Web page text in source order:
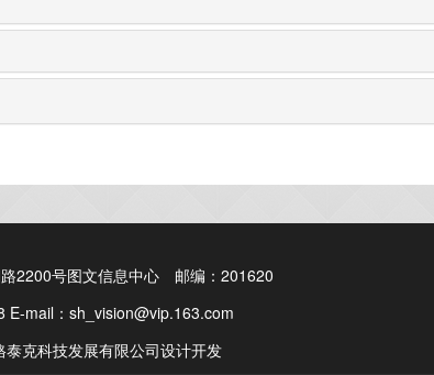
2200号图文信息中心 邮编：201620
E-mail：sh_vision@vip.163.com
泰克科技发展有限公司设计开发